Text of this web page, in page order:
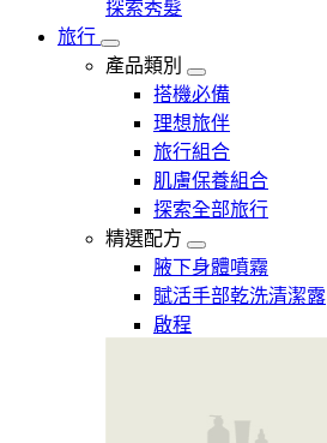
探索秀髮
旅行
產品類別
搭機必備
理想旅伴
旅行組合
肌膚保養組合
探索全部旅行
精選配方
腋下身體噴霧
賦活手部乾洗清潔露
啟程